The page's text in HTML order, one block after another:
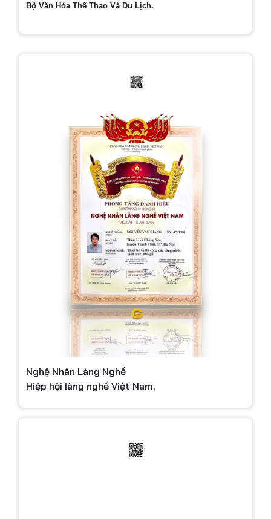
Bộ Văn Hóa Thể Thao Và Du Lịch.
Nghệ Nhân Làng Nghề
Hiệp hội làng nghề Việt Nam.